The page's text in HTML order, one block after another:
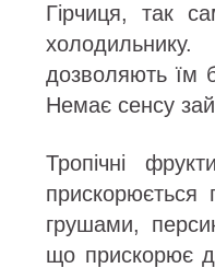
Гірчиця, так
дозволяють їм
Немає сенсу
Тропічні
прискорюється
грушами,
що прискорює